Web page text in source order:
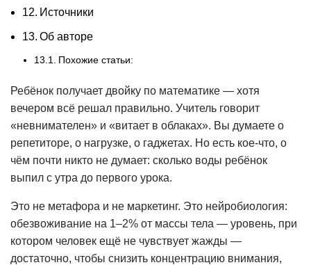
Источники
Об авторе
Похожие статьи:
Ребёнок получает двойку по математике — хотя
вечером всё решал правильно. Учитель говорит
«невнимателен» и «витает в облаках». Вы думаете о
репетиторе, о нагрузке, о гаджетах. Но есть кое-что, о
чём почти никто не думает: сколько воды ребёнок
выпил с утра до первого урока.
Это не метафора и не маркетинг. Это нейробиология:
обезвоживание на 1–2% от массы тела — уровень, при
котором человек ещё не чувствует жажды —
достаточно, чтобы снизить концентрацию внимания,